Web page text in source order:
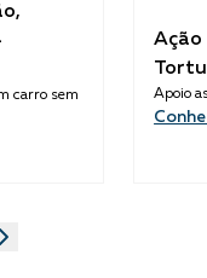
carro sem
Ação
Apoio